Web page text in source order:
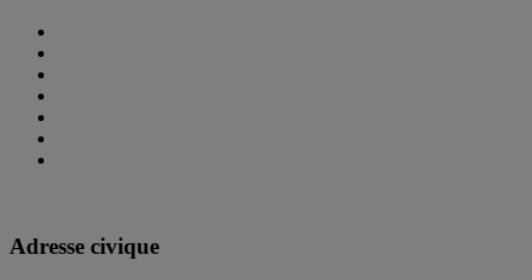
Adresse civique